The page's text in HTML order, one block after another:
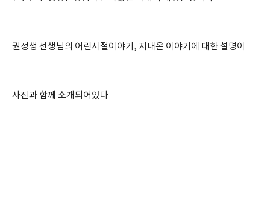
권정생 선생님의 어린시절이야기, 지내온 이야기에 대한 설명이
사진과 함께 소개되어있다